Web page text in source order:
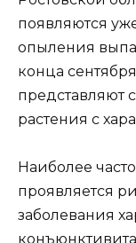
появляются
опыления
конца
представляют
растения с
Наиболее
проявляется
заболевания